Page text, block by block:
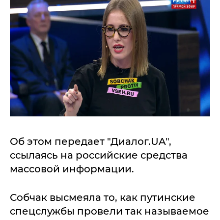
Об этом передает "Диалог.UA",
ссылаясь на российские средства
массовой информации.
Собчак высмеяла то, как путинские
спецслужбы провели так называемое